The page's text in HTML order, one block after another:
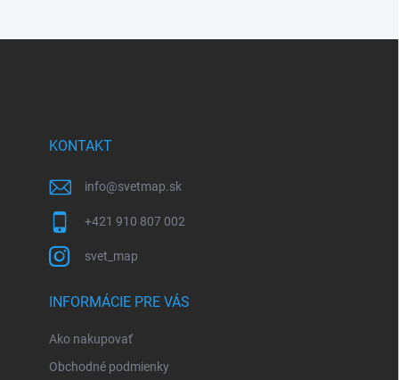
KONTAKT
info@svetmap.sk
+421 910 807 002
svet_map
INFORMÁCIE PRE VÁS
Ako nakupovať
Obchodné podmienky